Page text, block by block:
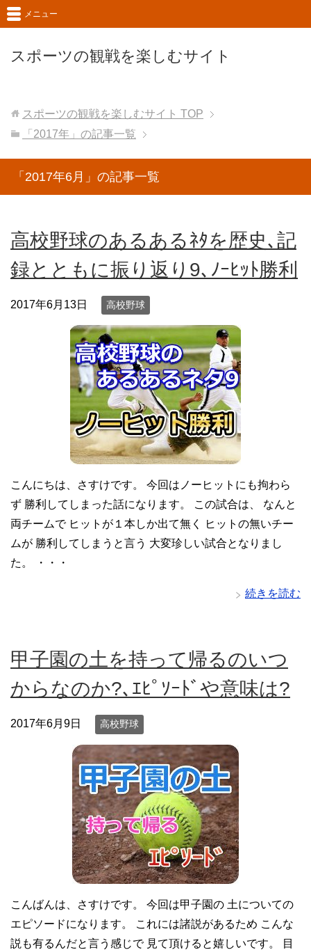
スポーツの観戦を楽しむサイト
メニュー
スポーツの観戦を楽しむサイト TOP
「2017年」の記事一覧
「2017年6月」の記事一覧
高校野球のあるあるﾈﾀを歴史､記
録とともに振り返り9､ﾉｰﾋｯﾄ勝利
2017年6月13日 高校野球
こんにちは、さすけです。 今回はノーヒットにも拘わら
ず 勝利してしまった話になります。 この試合は、 なんと
両チームで ヒットが１本しか出て無く ヒットの無いチー
ムが 勝利してしまうと言う 大変珍しい試合となりまし
た。 ・・・
続きを読む
甲子園の土を持って帰るのいつ
からなのか?､ｴﾋﾟｿｰﾄﾞや意味は?
2017年6月9日 高校野球
こんばんは、さすけです。 今回は甲子園の 土についての
エピソードになります。 これには諸説があるため こんな
説も有るんだと言う感じで 見て頂けると嬉しいです。 目